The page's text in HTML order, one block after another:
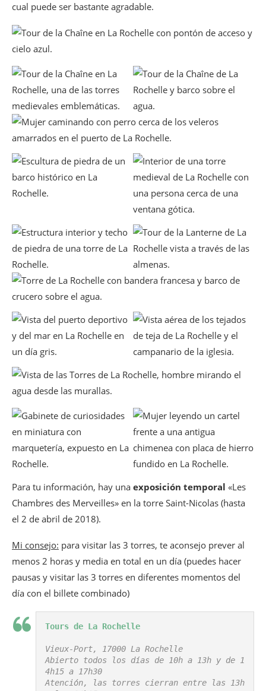
cual puede ser bastante agradable.
Para tu información, hay una exposición temporal «Les
Chambres des Merveilles» en la torre Saint-Nicolas (hasta
el 2 de abril de 2018).
Mi consejo: para visitar las 3 torres, te aconsejo prever al
menos 2 horas y media en total en un día (puedes hacer
pausas y visitar las 3 torres en diferentes momentos del
día con el billete combinado)
Tours de La Rochelle
Vieux-Port, 17000 La Rochelle
Abierto todos los días de 10h a 13h y de 1
4h15 a 17h30
Atención, las torres cierran entre las 13h